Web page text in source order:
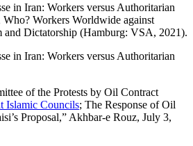
in Iran: Workers versus Authoritarian
Workers Worldwide against
and Dictatorship (Hamburg: VSA, 2021).
in Iran: Workers versus Authoritarian
of the Protests by Oil Contract
Islamic Councils; The Response of Oil
Proposal,” Akhbar-e Rouz, July 3,